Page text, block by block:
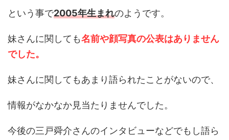
という事で2005年生まれのようです。
妹さんに関しても名前や顔写真の公表はありません
でした。
妹さんに関してもあまり語られたことがないので、
情報がなかなか見当たりませんでした。
今後の三戸舜介さんのインタビューなどでもし語ら